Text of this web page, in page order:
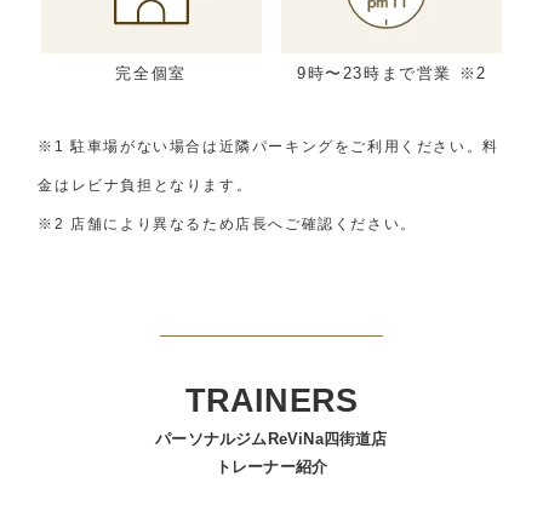
完全個室 9時〜23時まで営業 ※2
※1 駐車場がない場合は近隣パーキングをご利用ください。料
金はレビナ負担となります。
※2 店舗により異なるため店長へご確認ください。
TRAINERS
パーソナルジムReViNa四街道店
トレーナー紹介